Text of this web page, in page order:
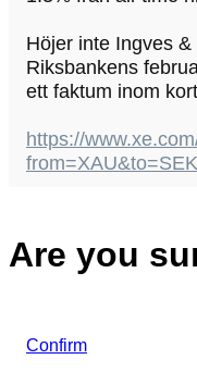
Höjer inte Ingves
Riksbankens
ett faktum inom
https://
Are you
Confirm